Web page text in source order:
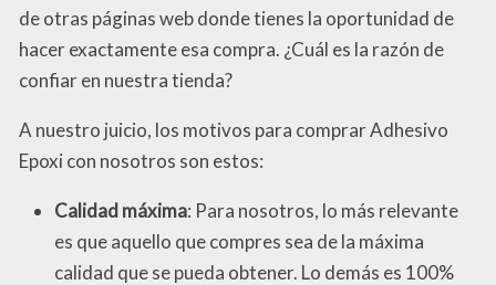
de otras páginas web donde tienes la oportunidad de
hacer exactamente esa compra. ¿Cuál es la razón de
confiar en nuestra tienda?
A nuestro juicio, los motivos para comprar Adhesivo
Epoxi con nosotros son estos:
Calidad máxima: Para nosotros, lo más relevante
es que aquello que compres sea de la máxima
calidad que se pueda obtener. Lo demás es 100%